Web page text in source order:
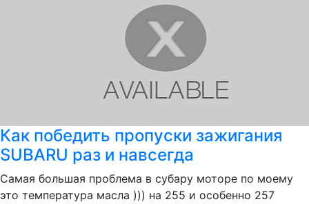
Как победить пропуски зажигания
SUBARU раз и навсегда
Самая большая проблема в субару моторе по моему
это температура масла ))) на 255 и особенно 257